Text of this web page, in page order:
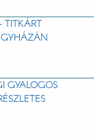
TITKÁRT
GYALOGOS